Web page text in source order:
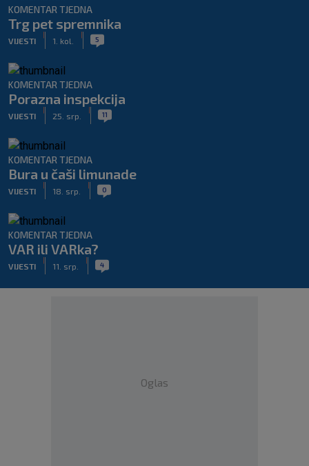
KOMENTAR TJEDNA
Trg pet spremnika
VIJESTI 1. kol. 5
KOMENTAR TJEDNA
Porazna inspekcija
VIJESTI 25. srp. 11
KOMENTAR TJEDNA
Bura u čaši limunade
VIJESTI 18. srp. 0
KOMENTAR TJEDNA
VAR ili VARka?
VIJESTI 11. srp. 4
Oglas